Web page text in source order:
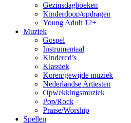
Gezinsdagboeken
Kinderdoop/opdragen
Young Adult 12+
Muziek
Gospel
Instrumentaal
Kindercd’s
Klassiek
Koren/gewijde muziek
Nederlandse Artiesten
Opwekkingsmuziek
Pop/Rock
Praise/Worship
Spellen